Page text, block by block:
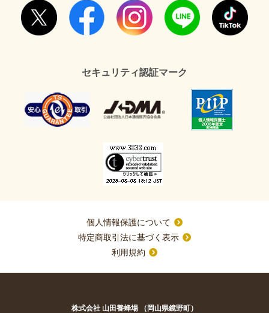
セキュリティ認証マーク
個人情報保護について
特定商取引法に基づく表示
利用規約
株式会社 山田養蜂場 （岡山県鏡野町）